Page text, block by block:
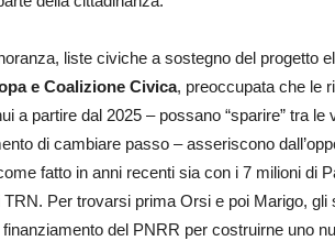
liste civiche a sostegno del progetto
e Coalizione Civica, preoccupata che le
a partire dal 2025 – possano “sparire” tra le
di cambiare passo – asseriscono
fatto in anni recenti sia con i 7 milioni di
Per trovarsi prima Orsi e poi Marigo,
finanziamento del PNRR per costruirne uno